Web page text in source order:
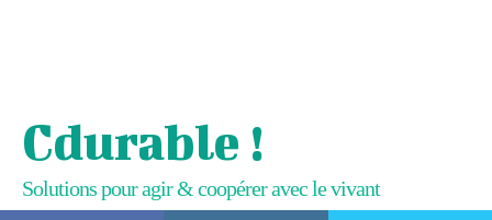
Cdurable !
Solutions pour agir & coopérer avec le vivant